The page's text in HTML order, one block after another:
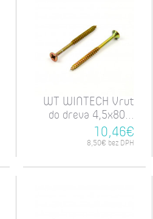
WT WINTECH Vrut
do dreva 4,5x80...
10,46€
8,50€ bez DPH